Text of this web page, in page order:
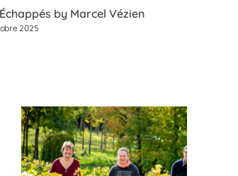
by Marcel Vézien
2025